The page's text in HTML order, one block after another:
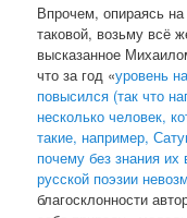
Впрочем, опираясь
таковой, возьму всё
высказанное
что за год «уровень
повысился (так что
несколько человек,
такие, например,
почему без знания
русской поэзии
благосклонности